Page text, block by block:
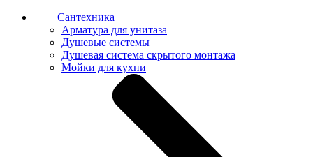
Сантехника
Арматура для унитаза
Душевые системы
Душевая система скрытого монтажа
Мойки для кухни